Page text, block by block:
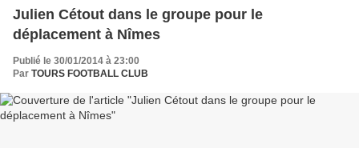
Julien Cétout dans le groupe pour le
déplacement à Nîmes
Publié le 30/01/2014 à 23:00
Par TOURS FOOTBALL CLUB